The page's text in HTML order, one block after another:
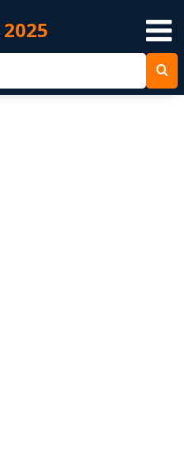
2025